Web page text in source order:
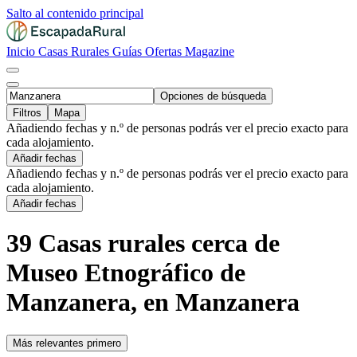
Salto al contenido principal
Inicio Casas Rurales Guías Ofertas Magazine
Opciones de búsqueda
Filtros
Mapa
Añadiendo fechas y n.º de personas podrás ver el precio exacto para
cada alojamiento.
Añadir fechas
Añadiendo fechas y n.º de personas podrás ver el precio exacto para
cada alojamiento.
Añadir fechas
39 Casas rurales cerca de
Museo Etnográfico de
Manzanera, en Manzanera
Más relevantes primero